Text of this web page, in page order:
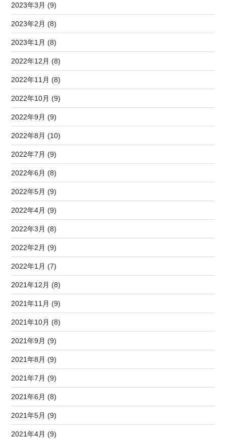
2023年3月 (9)
2023年2月 (8)
2023年1月 (8)
2022年12月 (8)
2022年11月 (8)
2022年10月 (9)
2022年9月 (9)
2022年8月 (10)
2022年7月 (9)
2022年6月 (8)
2022年5月 (9)
2022年4月 (9)
2022年3月 (8)
2022年2月 (9)
2022年1月 (7)
2021年12月 (8)
2021年11月 (9)
2021年10月 (8)
2021年9月 (9)
2021年8月 (9)
2021年7月 (9)
2021年6月 (8)
2021年5月 (9)
2021年4月 (9)